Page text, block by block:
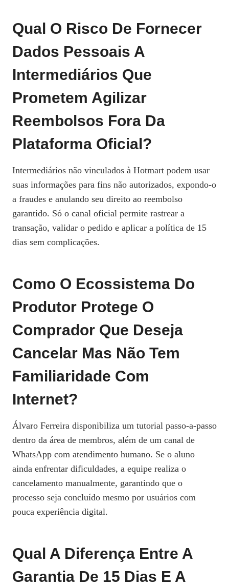
Qual O Risco De Fornecer
Dados Pessoais A
Intermediários Que
Prometem Agilizar
Reembolsos Fora Da
Plataforma Oficial?
Intermediários não vinculados à Hotmart podem usar
suas informações para fins não autorizados, expondo‑o
a fraudes e anulando seu direito ao reembolso
garantido. Só o canal oficial permite rastrear a
transação, validar o pedido e aplicar a política de 15
dias sem complicações.
Como O Ecossistema Do
Produtor Protege O
Comprador Que Deseja
Cancelar Mas Não Tem
Familiaridade Com
Internet?
Álvaro Ferreira disponibiliza um tutorial passo‑a‑passo
dentro da área de membros, além de um canal de
WhatsApp com atendimento humano. Se o aluno
ainda enfrentar dificuldades, a equipe realiza o
cancelamento manualmente, garantindo que o
processo seja concluído mesmo por usuários com
pouca experiência digital.
Qual A Diferença Entre A
Garantia De 15 Dias E A